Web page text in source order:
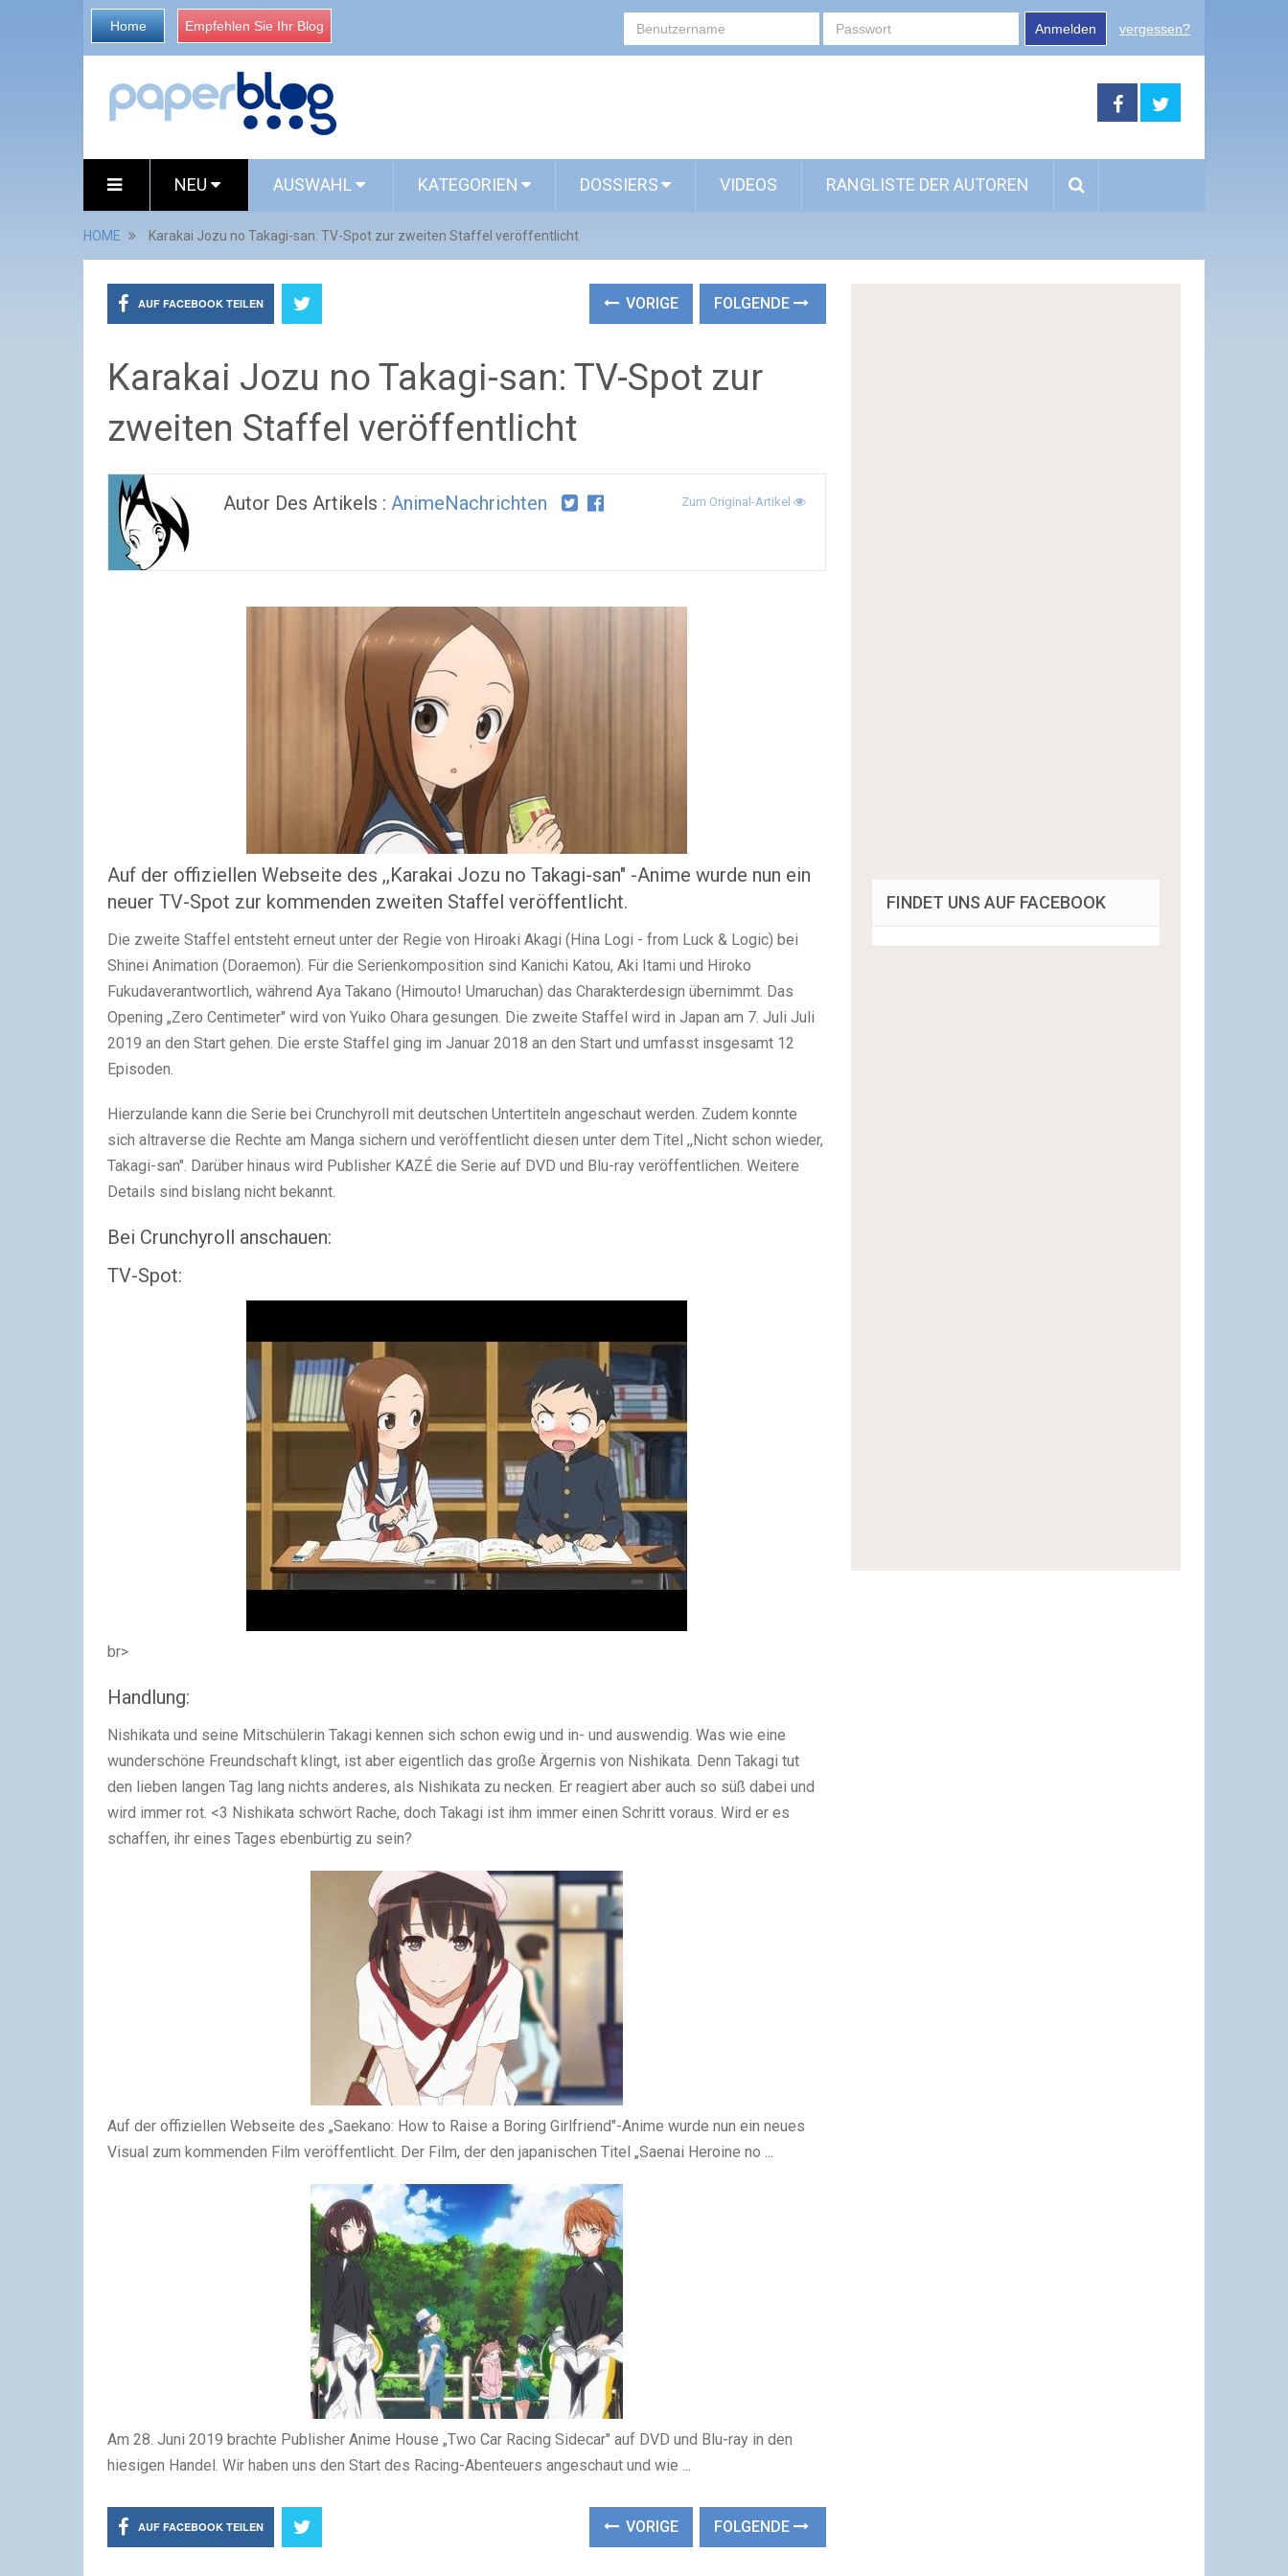
Home Empfehlen Sie Ihr Blog Anmelden vergessen?
NEU AUSWAHL KATEGORIEN DOSSIERS VIDEOS RANGLISTE DER AUTOREN
HOME Karakai Jozu no Takagi-san: TV-Spot zur zweiten Staffel veröffentlicht
AUF FACEBOOK TEILEN VORIGE FOLGENDE
Karakai Jozu no Takagi-san: TV-Spot zur
zweiten Staffel veröffentlicht
Autor Des Artikels : AnimeNachrichten Zum Original-Artikel
Auf der offiziellen Webseite des ,,Karakai Jozu no Takagi-san" -Anime wurde nun ein
neuer TV-Spot zur kommenden zweiten Staffel veröffentlicht.
Die zweite Staffel entsteht erneut unter der Regie von Hiroaki Akagi (Hina Logi - from Luck & Logic) bei
Shinei Animation (Doraemon). Für die Serienkomposition sind Kanichi Katou, Aki Itami und Hiroko
Fukudaverantwortlich, während Aya Takano (Himouto! Umaruchan) das Charakterdesign übernimmt. Das
Opening „Zero Centimeter" wird von Yuiko Ohara gesungen. Die zweite Staffel wird in Japan am 7. Juli Juli
2019 an den Start gehen. Die erste Staffel ging im Januar 2018 an den Start und umfasst insgesamt 12
Episoden.
Hierzulande kann die Serie bei Crunchyroll mit deutschen Untertiteln angeschaut werden. Zudem konnte
sich altraverse die Rechte am Manga sichern und veröffentlicht diesen unter dem Titel ,,Nicht schon wieder,
Takagi-san". Darüber hinaus wird Publisher KAZÉ die Serie auf DVD und Blu-ray veröffentlichen. Weitere
Details sind bislang nicht bekannt.
Bei Crunchyroll anschauen:
TV-Spot:
br>
Handlung:
Nishikata und seine Mitschülerin Takagi kennen sich schon ewig und in- und auswendig. Was wie eine
wunderschöne Freundschaft klingt, ist aber eigentlich das große Ärgernis von Nishikata. Denn Takagi tut
den lieben langen Tag lang nichts anderes, als Nishikata zu necken. Er reagiert aber auch so süß dabei und
wird immer rot. <3 Nishikata schwört Rache, doch Takagi ist ihm immer einen Schritt voraus. Wird er es
schaffen, ihr eines Tages ebenbürtig zu sein?
Auf der offiziellen Webseite des „Saekano: How to Raise a Boring Girlfriend"-Anime wurde nun ein neues
Visual zum kommenden Film veröffentlicht. Der Film, der den japanischen Titel „Saenai Heroine no ...
Am 28. Juni 2019 brachte Publisher Anime House „Two Car Racing Sidecar" auf DVD und Blu-ray in den
hiesigen Handel. Wir haben uns den Start des Racing-Abenteuers angeschaut und wie ...
AUF FACEBOOK TEILEN VORIGE FOLGENDE
FINDET UNS AUF FACEBOOK